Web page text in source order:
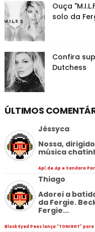
Ouça
solo da
Confira
Dutchess
ÚLTIMOS
Jéssyca
Nossa,
música
Apl.de.Ap e Sandara
Thiago
Adorei a
da Fergie.
Fergie...
Black Eyed Peas lança "TONIGHT"